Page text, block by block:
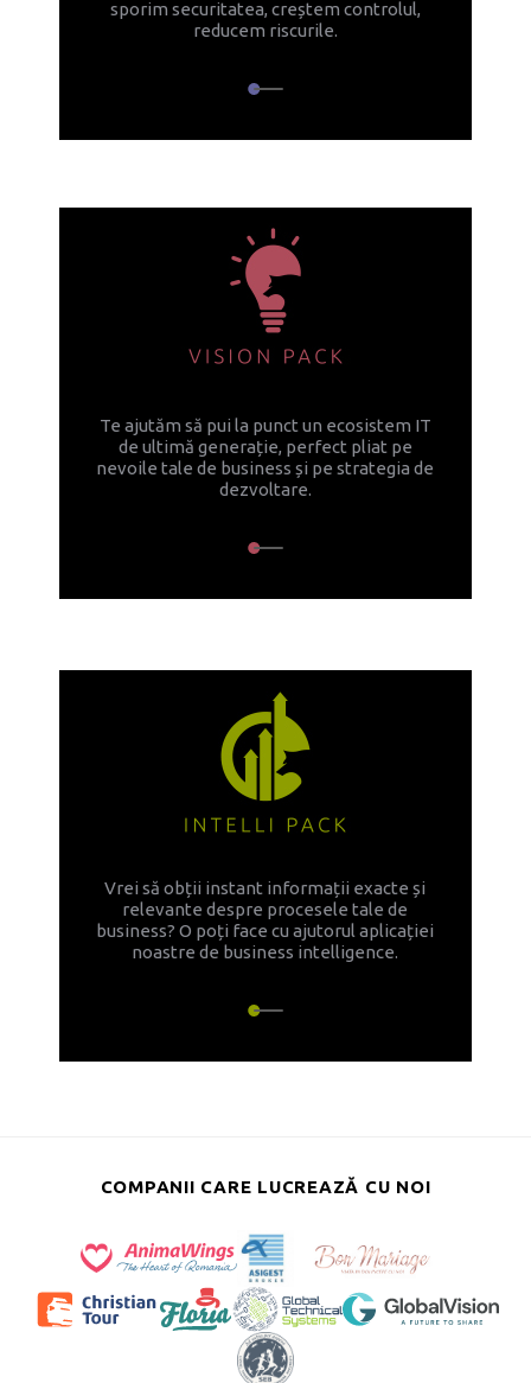
sporim securitatea, creștem controlul,
reducem riscurile.
Te ajutăm să pui la punct un ecosistem IT
de ultimă generație, perfect pliat pe
nevoile tale de business și pe strategia de
dezvoltare.
Vrei să obții instant informații exacte și
relevante despre procesele tale de
business? O poți face cu ajutorul aplicației
noastre de business intelligence.
COMPANII CARE LUCREAZĂ CU NOI